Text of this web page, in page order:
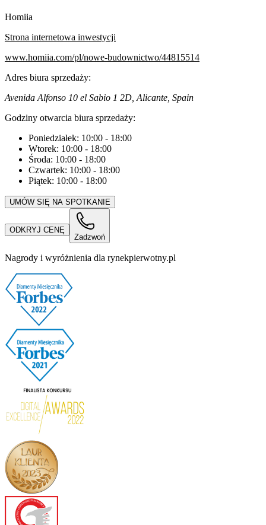
Homiia
Strona internetowa inwestycji
www.homiia.com/pl/nowe-budownictwo/44815514
Adres biura sprzedaży:
Avenida Alfonso 10 el Sabio 1 2D, Alicante, Spain
Godziny otwarcia biura sprzedaży:
Poniedziałek: 10:00 - 18:00
Wtorek: 10:00 - 18:00
Środa: 10:00 - 18:00
Czwartek: 10:00 - 18:00
Piątek: 10:00 - 18:00
UMÓW SIĘ NA SPOTKANIE
ODKRYJ CENĘ
Zadzwoń
Nagrody i wyróżnienia dla rynekpierwotny.pl